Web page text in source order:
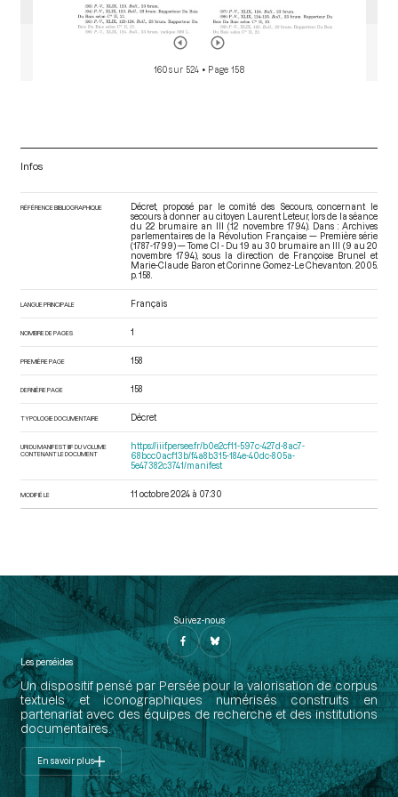
160 sur 524 • Page 158
Infos
RÉFÉRENCE BIBLIOGRAPHIQUE
Décret, proposé par le comité des Secours, concernant le
secours à donner au citoyen Laurent Leteur, lors de la séance
du 22 brumaire an III (12 novembre 1794). Dans : Archives
parlementaires de la Révolution Française — Première série
(1787-1799) — Tome CI - Du 19 au 30 brumaire an III (9 au 20
novembre 1794) , sous la direction de Françoise Brunel et
Marie-Claude Baron et Corinne Gomez-Le Chevanton. 2005.
p. 158.
LANGUE PRINCIPALE Français
NOMBRE DE PAGES 1
PREMIÈRE PAGE 158
DERNIÈRE PAGE 158
TYPOLOGIE DOCUMENTAIRE Décret
URI DU MANIFEST IIIF DU VOLUME
CONTENANT LE DOCUMENT
https://iiif.persee.fr/b0e2cf11-597c-427d-8ac7-
68bcc0acf13b/f4a8b315-184e-40dc-805a-
5e47382c3741/manifest
MODIFIÉ LE 11 octobre 2024 à 07:30
Suivez-nous
Les perséides
Un dispositif pensé par Persée pour la valorisation de corpus
textuels et iconographiques numérisés construits en
partenariat avec des équipes de recherche et des institutions
documentaires.
En savoir plus